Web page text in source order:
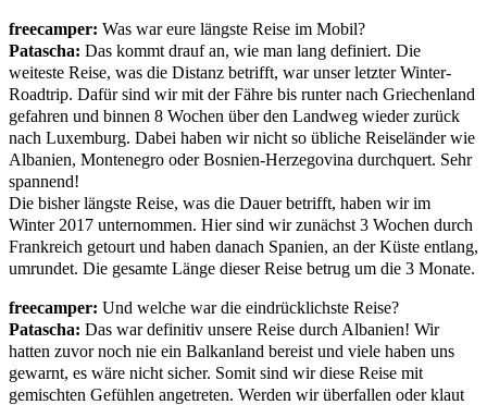
freecamper: Was war eure längste Reise im Mobil?
Patascha: Das kommt drauf an, wie man lang definiert. Die
weiteste Reise, was die Distanz betrifft, war unser letzter Winter-
Roadtrip. Dafür sind wir mit der Fähre bis runter nach Griechenland
gefahren und binnen 8 Wochen über den Landweg wieder zurück
nach Luxemburg. Dabei haben wir nicht so übliche Reiseländer wie
Albanien, Montenegro oder Bosnien-Herzegovina durchquert. Sehr
spannend!
Die bisher längste Reise, was die Dauer betrifft, haben wir im
Winter 2017 unternommen. Hier sind wir zunächst 3 Wochen durch
Frankreich getourt und haben danach Spanien, an der Küste entlang,
umrundet. Die gesamte Länge dieser Reise betrug um die 3 Monate.
freecamper: Und welche war die eindrücklichste Reise?
Patascha: Das war definitiv unsere Reise durch Albanien! Wir
hatten zuvor noch nie ein Balkanland bereist und viele haben uns
gewarnt, es wäre nicht sicher. Somit sind wir diese Reise mit
gemischten Gefühlen angetreten. Werden wir überfallen oder klaut